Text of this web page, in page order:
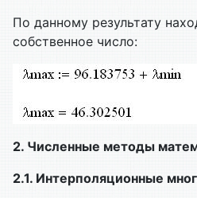
По данному результату
собственное число:
2. Численные методы
2.1. Интерполяционные